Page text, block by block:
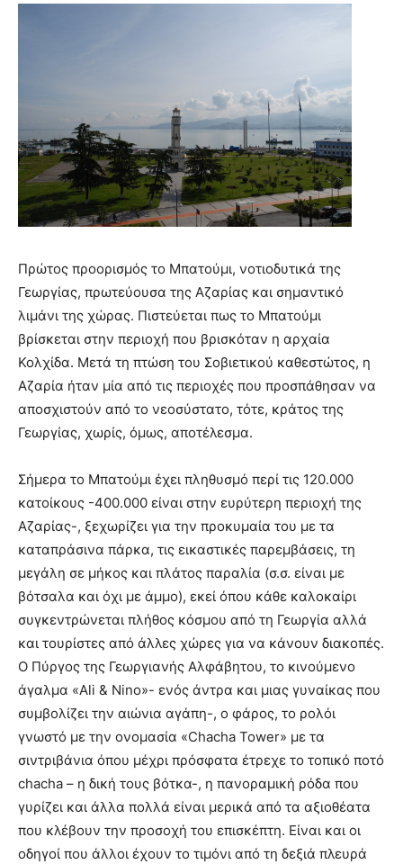
Πρώτος προορισμός το Μπατούμι, νοτιοδυτικά της
Γεωργίας, πρωτεύουσα της Αζαρίας και σημαντικό
λιμάνι της χώρας. Πιστεύεται πως το Μπατούμι
βρίσκεται στην περιοχή που βρισκόταν η αρχαία
Κολχίδα. Μετά τη πτώση του Σοβιετικού καθεστώτος, η
Αζαρία ήταν μία από τις περιοχές που προσπάθησαν να
αποσχιστούν από το νεοσύστατο, τότε, κράτος της
Γεωργίας, χωρίς, όμως, αποτέλεσμα.
Σήμερα το Μπατούμι έχει πληθυσμό περί τις 120.000
κατοίκους -400.000 είναι στην ευρύτερη περιοχή της
Αζαρίας-, ξεχωρίζει για την προκυμαία του με τα
καταπράσινα πάρκα, τις εικαστικές παρεμβάσεις, τη
μεγάλη σε μήκος και πλάτος παραλία (σ.σ. είναι με
βότσαλα και όχι με άμμο), εκεί όπου κάθε καλοκαίρι
συγκεντρώνεται πλήθος κόσμου από τη Γεωργία αλλά
και τουρίστες από άλλες χώρες για να κάνουν διακοπές.
Ο Πύργος της Γεωργιανής Αλφάβητου, το κινούμενο
άγαλμα «Ali & Nino»- ενός άντρα και μιας γυναίκας που
συμβολίζει την αιώνια αγάπη-, ο φάρος, το ρολόι
γνωστό με την ονομασία «Chacha Tower» με τα
σιντριβάνια όπου μέχρι πρόσφατα έτρεχε το τοπικό ποτό
chacha – η δική τους βότκα-, η πανοραμική ρόδα που
γυρίζει και άλλα πολλά είναι μερικά από τα αξιοθέατα
που κλέβουν την προσοχή του επισκέπτη. Είναι και οι
οδηγοί που άλλοι έχουν το τιμόνι από τη δεξιά πλευρά